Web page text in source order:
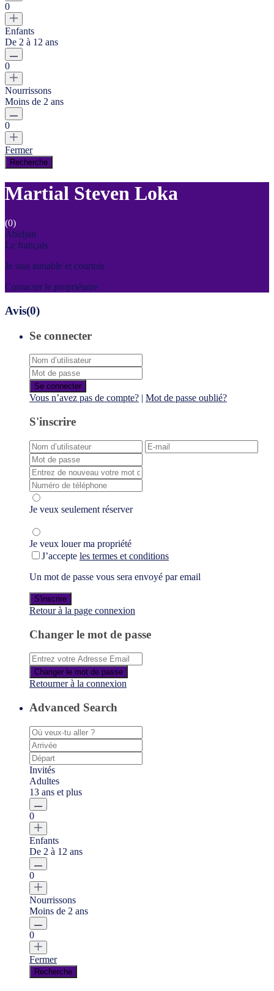
0
Enfants
De 2 à 12 ans
0
Nourrissons
Moins de 2 ans
0
Fermer
Martial Steven Loka
(0)
Abidjan
Le français
Je suis aimable et courtois
Contacter le propriétaire
Avis(0)
Se connecter
Se connecter
Vous n’avez pas de compte? | Mot de passe oublié?
S'inscrire
Je veux seulement réserver
Je veux louer ma propriété
J’accepte les termes et conditions
Un mot de passe vous sera envoyé par email
S'inscrire
Retour à la page connexion
Changer le mot de passe
Changer le mot de passe
Retourner à la connexion
Advanced Search
Invités
Adultes
13 ans et plus
0
Enfants
De 2 à 12 ans
0
Nourrissons
Moins de 2 ans
0
Fermer